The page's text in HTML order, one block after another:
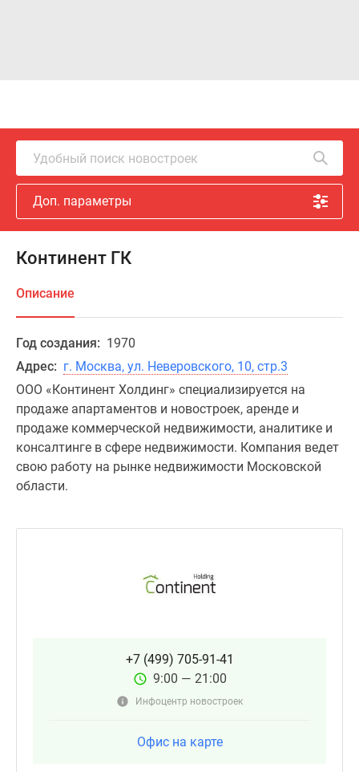
Удобный поиск новостроек
Доп. параметры
Континент ГК
Описание
Год создания: 1970
Адрес: г. Москва, ул. Неверовского, 10, стр.3
ООО «Континент Холдинг» специализируется на
продаже апартаментов и новостроек, аренде и
продаже коммерческой недвижимости, аналитике и
консалтинге в сфере недвижимости. Компания ведет
свою работу на рынке недвижимости Московской
области.
+7 (499) 705-91-41
9:00 — 21:00
Инфоцентр новостроек
Офис на карте